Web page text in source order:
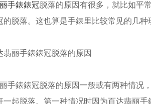
手錶錶冠脱落的原因有很多，就比如平
的脱落。这也算是手錶里比较常见的几种
翡丽手錶錶冠脱落的原因
手錶錶冠脱落的原因一般或有两种情况
一起脱落。第一种情况时因为百达翡丽